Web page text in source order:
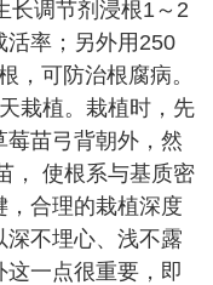
长调节剂浸根1～2
活率；另外用250
，可防治根腐病。
栽植。栽植时，先
苗弓背朝外，然
， 使根系与基质密
合理的栽植深度
深不埋心、浅不露
一点很重要，即